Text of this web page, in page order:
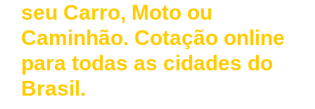
seu Carro, Moto ou
Caminhão. Cotação online
para todas as cidades do
Brasil.